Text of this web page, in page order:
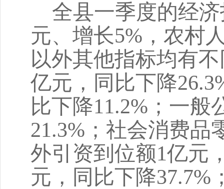
全县一季度的经
元、增长5%， 农村
以外其他指标均有
亿元，同比下降26.3
比下降11.2%； 一般
21.3% ； 社会消费品
外引资到位额1亿元
元 ， 同比下降37.7%